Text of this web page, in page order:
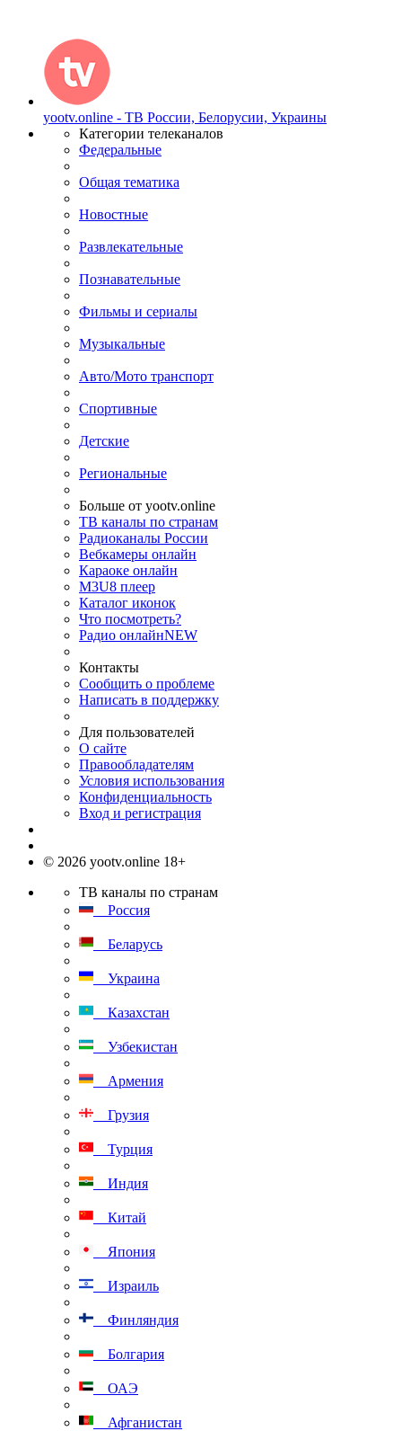
yootv.online - ТВ России, Белорусии, Украины
Категории телеканалов
Федеральные
Общая тематика
Новостные
Развлекательные
Познавательные
Фильмы и сериалы
Музыкальные
Авто/Мото транспорт
Спортивные
Детские
Региональные
Больше от yootv.online
ТВ каналы по странам
Радиоканалы России
Вебкамеры онлайн
Караоке онлайн
M3U8 плеер
Каталог иконок
Что посмотреть?
Радио онлайнNEW
Контакты
Сообщить о проблеме
Написать в поддержку
Для пользователей
О сайте
Правообладателям
Условия использования
Конфиденциальность
Вход и регистрация
© 2026 yootv.online 18+
ТВ каналы по странам
Россия
Беларусь
Украина
Казахстан
Узбекистан
Армения
Грузия
Турция
Индия
Китай
Япония
Израиль
Финляндия
Болгария
ОАЭ
Афганистан